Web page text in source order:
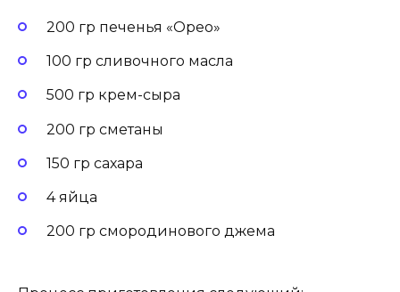
200 гр печенья «Орео»
100 гр сливочного масла
500 гр крем-сыра
200 гр сметаны
150 гр сахара
4 яйца
200 гр смородинового джема